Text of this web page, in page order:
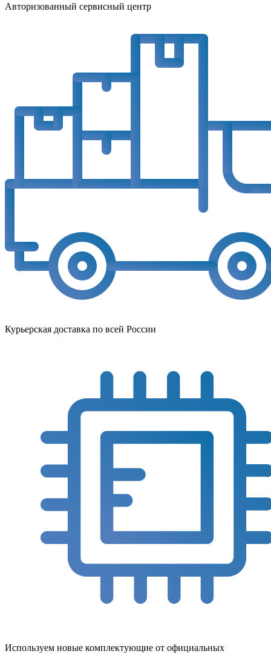
Авторизованный сервисный центр
Курьерская доставка по всей России
Используем новые комплектующие от официальных